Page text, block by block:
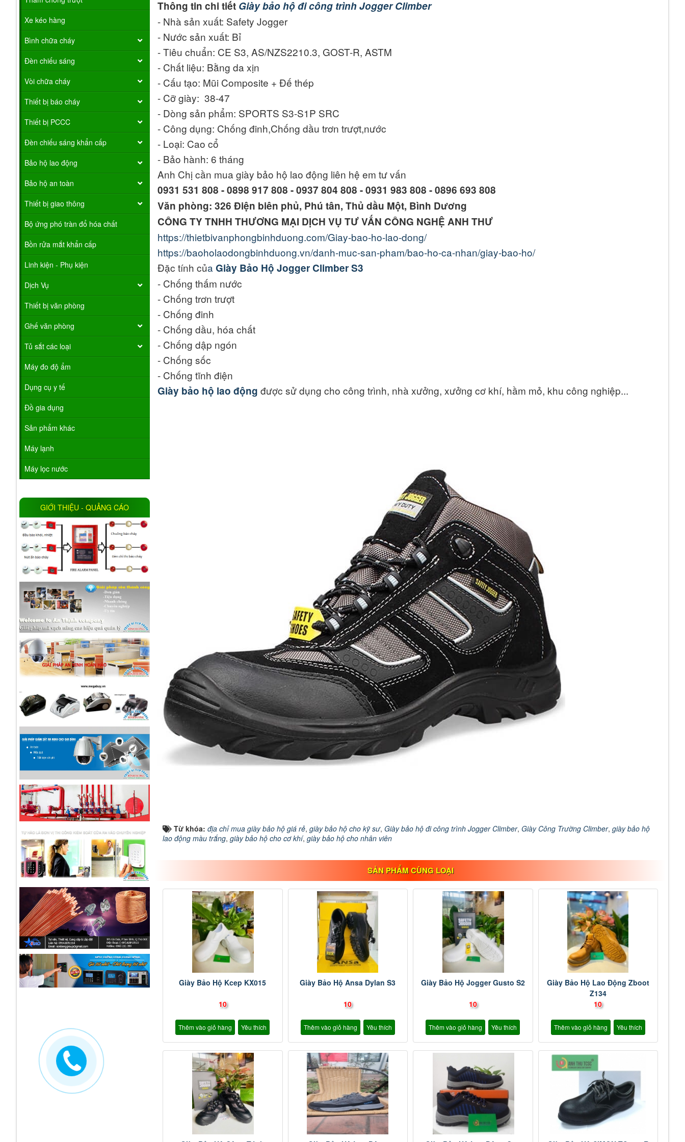
Thông tin chi tiết Giày bảo hộ đi công trình Jogger Climber
- Nhà sản xuất: Safety Jogger
- Nước sản xuất: Bỉ
- Tiêu chuẩn: CE S3, AS/NZS2210.3, GOST-R, ASTM
- Chất liệu: Bằng da xịn
- Cấu tạo: Mũi Composite + Đế thép
- Cỡ giày: 38-47
- Dòng sản phẩm: SPORTS S3-S1P SRC
- Công dụng: Chống đinh,Chống dầu trơn trượt,nước
- Loại: Cao cổ
- Bảo hành: 6 tháng
Anh Chị cần mua giày bảo hộ lao động liên hệ em tư vấn
0931 531 808 - 0898 917 808 - 0937 804 808 - 0931 983 808 - 0896 693 808
Văn phòng: 326 Điện biên phủ, Phú tân, Thủ dầu Một, Bình Dương
CÔNG TY TNHH THƯƠNG MẠI DỊCH VỤ TƯ VẤN CÔNG NGHỆ ANH THƯ
https://thietbivanphongbinhduong.com/Giay-bao-ho-lao-dong/
https://baoholaodongbinhduong.vn/danh-muc-san-pham/bao-ho-ca-nhan/giay-bao-ho/
Đặc tính củaGiày Bảo Hộ Jogger Climber S3
- Chống thấm nước
- Chống trơn trượt
- Chống đinh
- Chống dầu, hóa chất
- Chống dập ngón
- Chống sốc
- Chống tĩnh điện
Giày bảo hộ lao độngđược sử dụng cho công trình, nhà xưởng, xưởng cơ khí, hầm mỏ, khu công nghiệp...
Từ khóa:địa chỉ mua giày bảo hộ giá rẻ,giày bảo hộ cho kỹ sư,Giày bảo hộ đi công trình Jogger Climber,Giày Công Trường Climber,giày bảo hộ
lao động màu trắng,giày bảo hộ cho cơ khí,giày bảo hộ cho nhân viên
SẢN PHẨM CÙNG LOẠI
Giày Bảo Hộ Kcep KX015
10
Thêm vào giỏ hàng Yêu thích
Giày Bảo Hộ Ansa Dylan S3
10
Thêm vào giỏ hàng Yêu thích
Giày Bảo Hộ Jogger Gusto S2
10
Thêm vào giỏ hàng Yêu thích
Giày Bảo Hộ Lao Động Zboot
Z134
10
Thêm vào giỏ hàng Yêu thích
Xe kéo hàng
Bình chữa cháy
Đèn chiếu sáng
Vòi chữa cháy
Thiết bị báo cháy
Thiết bị PCCC
Đèn chiếu sáng khẩn cấp
Bảo hộ lao động
Bảo hộ an toàn
Thiết bị giao thông
Bộ ứng phó tràn đổ hóa chất
Bồn rửa mắt khẩn cấp
Linh kiện - Phụ kiện
Dịch Vụ
Thiết bị văn phòng
Ghế văn phòng
Tủ sắt các loại
Máy đo độ ẩm
Dụng cụ y tế
Đồ gia dụng
Sản phẩm khác
Máy lạnh
Máy lọc nước
GIỚI THIỆU - QUẢNG CÁO